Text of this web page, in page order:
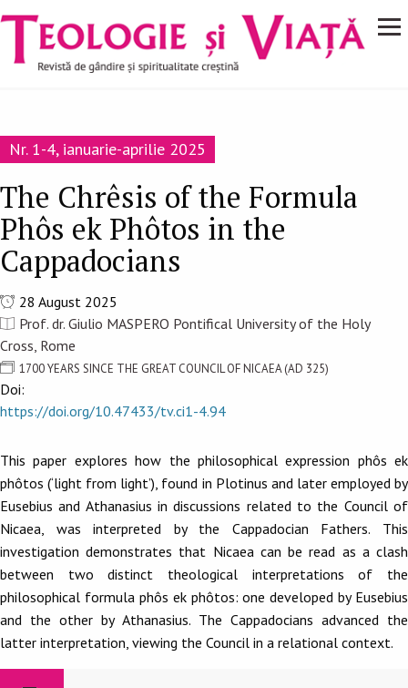
Mergi la conţinutul principal
Navigare
principală
Nr. 1-4, ianuarie-aprilie 2025
The Chrêsis of the Formula
Phôs ek Phôtos in the
Cappadocians
28 August 2025
Prof. dr. Giulio MASPERO Pontifical University of the Holy
Cross, Rome
1700 YEARS SINCE THE GREAT COUNCIL OF NICAEA (AD 325)
Doi:
https://doi.org/10.47433/tv.ci1-4.94
This paper explores how the philosophical expression phôs ek
phôtos (‘light from light’), found in Plotinus and later employed by
Eusebius and Athanasius in discussions related to the Council of
Nicaea, was interpreted by the Cappadocian Fathers. This
investigation demonstrates that Nicaea can be read as a clash
between two distinct theological interpretations of the
philosophical formula phôs ek phôtos: one developed by Eusebius
and the other by Athanasius. The Cappadocians advanced the
latter interpretation, viewing the Council in a relational context.